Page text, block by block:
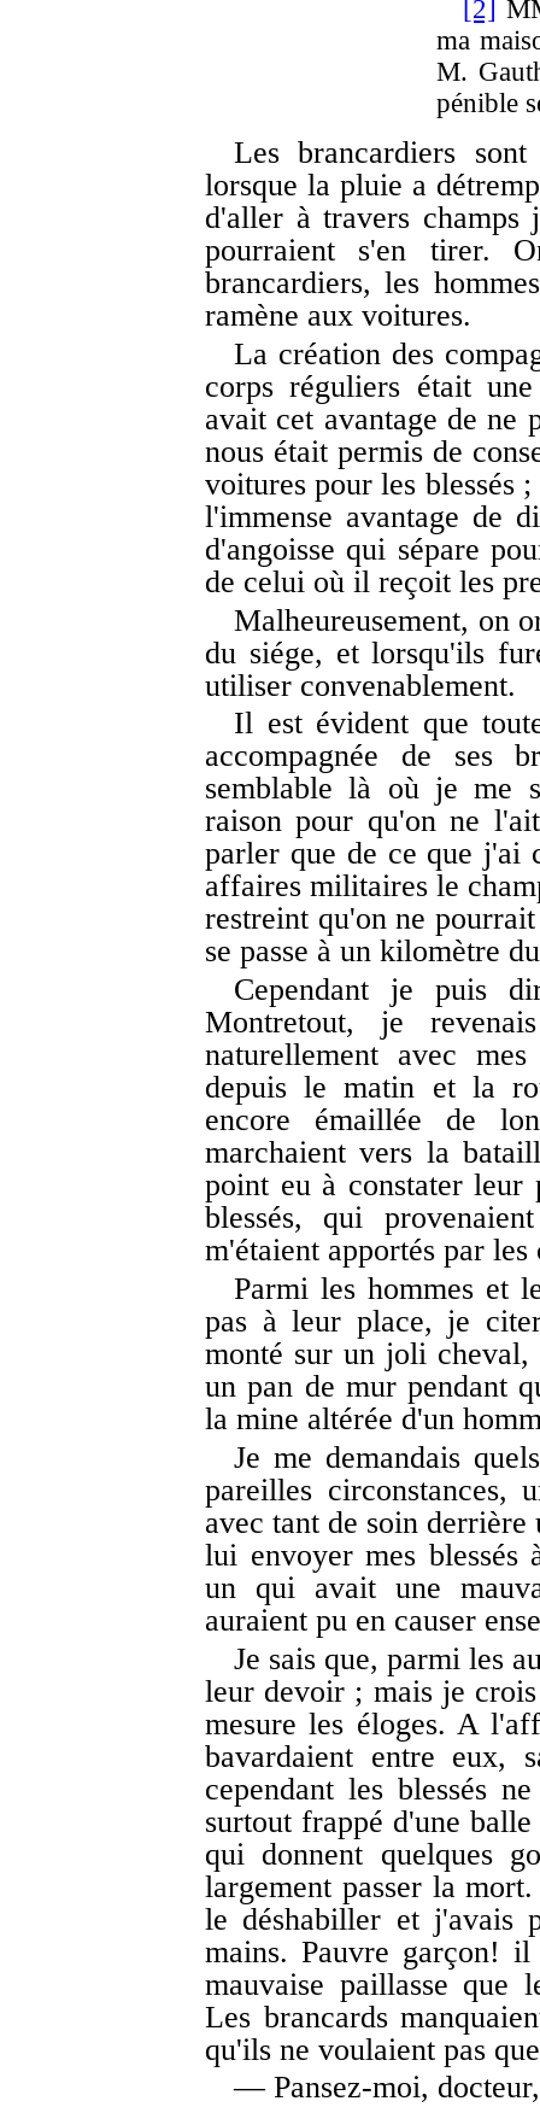
[2]
ma
M.
pénible
Les brancardiers
lorsque la pluie a
d'aller à travers champs
pourraient s'en tirer.
brancardiers, les
ramène aux voitures.
La création des
corps réguliers était
avait cet avantage de ne
nous était permis de
voitures pour les blessés
l'immense avantage de
d'angoisse qui sépare
de celui où il reçoit les
Malheureusement, on
du siége, et lorsqu'ils
utiliser convenablement.
Il est évident que
accompagnée de ses
semblable là où je me
raison pour qu'on ne
parler que de ce que j'ai
affaires militaires le
restreint qu'on ne
se passe à un kilomètre
Cependant je puis
Montretout, je
naturellement avec
depuis le matin et la
encore émaillée de
marchaient vers la
point eu à constater leur
blessés, qui
m'étaient apportés par les
Parmi les hommes et
pas à leur place, je
monté sur un joli
un pan de mur pendant
la mine altérée d'un
Je me demandais
pareilles circonstances,
avec tant de soin derrière
lui envoyer mes blessés
un qui avait une
auraient pu en causer
Je sais que, parmi les
leur devoir ; mais je
mesure les éloges. A
bavardaient entre eux,
cependant les blessés
surtout frappé d'une
qui donnent quelques
largement passer la
le déshabiller et j'avais
mains. Pauvre garçon!
mauvaise paillasse que
Les brancards
qu'ils ne voulaient pas
— Pansez-moi,